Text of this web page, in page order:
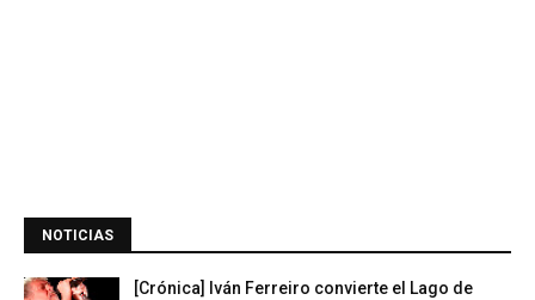
NOTICIAS
[Crónica] Iván Ferreiro convierte el Lago de